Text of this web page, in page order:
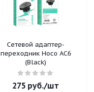
Сетевой адаптер-
переходник Hoco AC6
(Black)
275 руб./шт